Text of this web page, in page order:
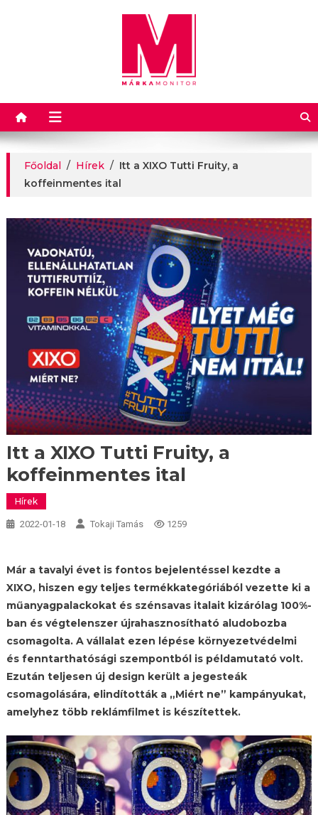
Márkamonitor
Főoldal / Hírek / Itt a XIXO Tutti Fruity, a
koffeinmentes ital
Itt a XIXO Tutti Fruity, a
koffeinmentes ital
Hírek
2022-01-18 Tokaji Tamás 1259
Már a tavalyi évet is fontos bejelentéssel kezdte a
XIXO, hiszen egy teljes termékkategóriából vezette ki a
műanyagpalackokat és szénsavas italait kizárólag 100%-
ban és végtelenszer újrahasznosítható aludobozba
csomagolta. A vállalat ezen lépése környezetvédelmi
és fenntarthatósági szempontból is példamutató volt.
Ezután teljesen új design került a jegesteák
csomagolására, elindították a „Miért ne” kampányukat,
amelyhez több reklámfilmet is készítettek.